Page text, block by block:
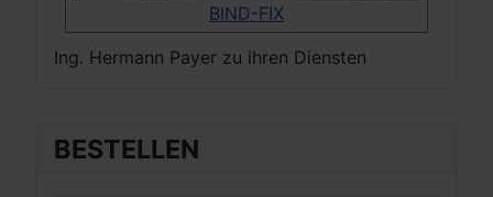
BESTELLEN
BIND-FIX
Ing. Hermann Payer zu ihren Diensten